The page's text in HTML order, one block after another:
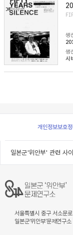
생
생
시
Footer
개인정보보호정
일본군'위안부' 관련 사
서울특별시 중구 서소문
일본군‘위안부’문제연구소